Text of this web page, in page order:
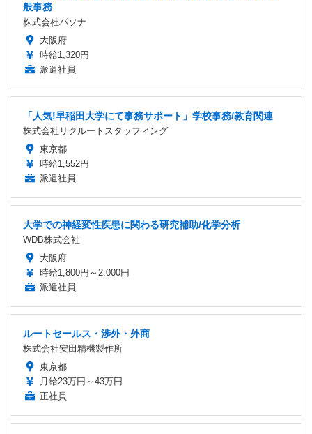
般事務
株式会社パソナ
大阪府
時給1,320円
派遣社員
「人気!早稲田大学にて事務サポート」学校事務/教育関連
株式会社リクルートスタッフィング
東京都
時給1,552円
派遣社員
大学での神経変性疾患に関わる研究補助/化学分析
WDB株式会社
大阪府
時給1,800円～2,000円
派遣社員
ルートセールス・渉外・外商
株式会社安田精機製作所
東京都
月給23万円～43万円
正社員